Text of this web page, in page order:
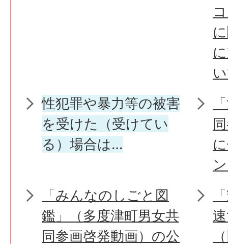
性犯罪や暴力等の被害
を受けた（受けてい
る）場合は…
「みんなのしごと図
鑑」（多度津町男女共
同参画啓発動画）の公